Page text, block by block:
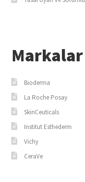
Markalar
Bioderma
La Roche Posay
SkinCeuticals
Institut Esthederm
Vichy
CeraVe